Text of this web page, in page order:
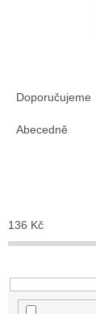
o
d
k
t
Doporučujeme
Abecedně
136 Kč